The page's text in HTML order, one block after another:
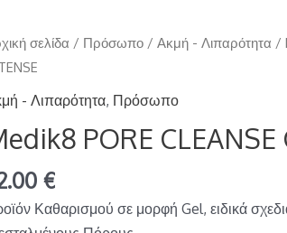
σελίδα / Πρόσωπο /Ακμή - Λιπαρότητα /
- Λιπαρότητα, Πρόσωπο
PORE CLEANSE
€
Καθαρισμού σε μορφή Gel, ειδικά